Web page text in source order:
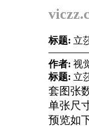
标题: 立
作者: 视
标题: 立
套图张
单张尺
预览如